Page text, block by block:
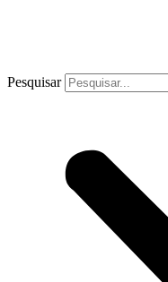
Pesquisar